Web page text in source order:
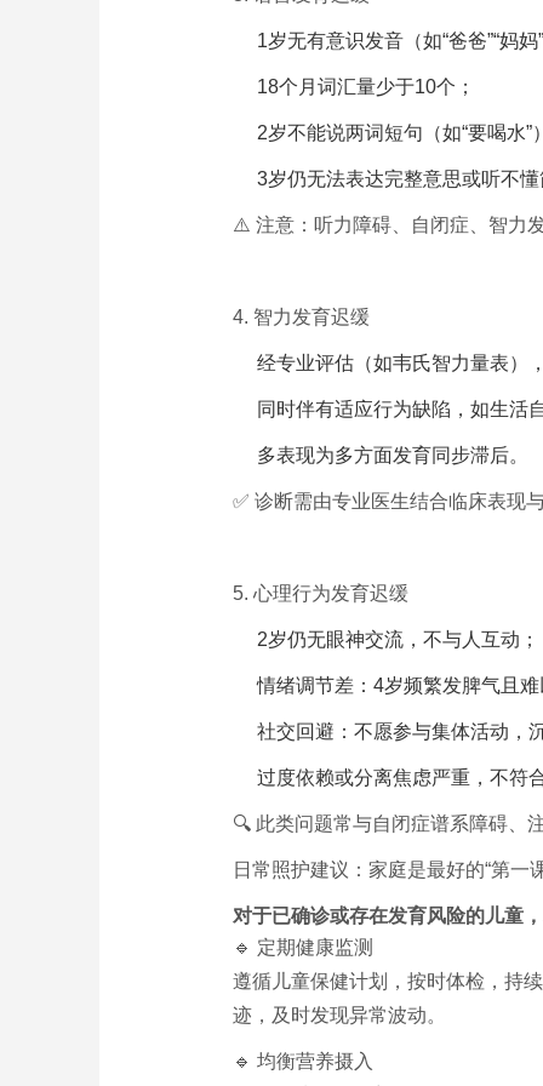
1岁无有意识发音（如“爸爸”“妈妈
18个月词汇量少于10个；
2岁不能说两词短句（如“要喝水”
3岁仍无法表达完整意思或听不
⚠️ 注意：听力障碍、自闭症、智力
4. 智力发育迟缓
经专业评估（如韦氏智力量表）
同时伴有适应行为缺陷，如生活
多表现为多方面发育同步滞后。
✅ 诊断需由专业医生结合临床表现
5. 心理行为发育迟缓
2岁仍无眼神交流，不与人互动；
情绪调节差：4岁频繁发脾气且
社交回避：不愿参与集体活动，
过度依赖或分离焦虑严重，不符
🔍 此类问题常与自闭症谱系障碍、
日常照护建议：家庭是最好的“第一
对于已确诊或存在发育风险的儿童
🔹 定期健康监测
遵循儿童保健计划，按时体检，持
迹，及时发现异常波动。
🔹 均衡营养摄入